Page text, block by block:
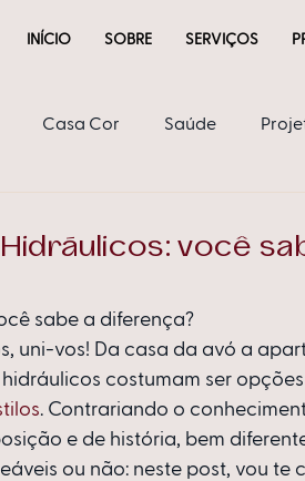
INÍCIO SOBRE SERVIÇOS
Casa Cor Saúde
você
sabe a diferença?
uni-vos! Da casa da avó a
costumam ser
. Contrariando o
e de história, bem
ou não: neste post, vou te